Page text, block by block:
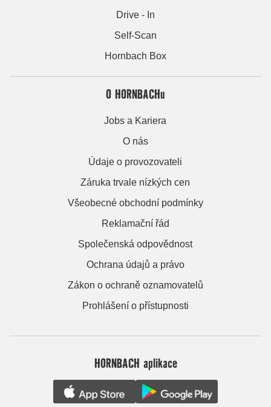
Drive - In
Self-Scan
Hornbach Box
O HORNBACHu
Jobs a Kariera
O nás
Údaje o provozovateli
Záruka trvale nízkých cen
Všeobecné obchodní podmínky
Reklamační řád
Společenská odpovědnost
Ochrana údajů a právo
Zákon o ochraně oznamovatelů
Prohlášení o přístupnosti
HORNBACH aplikace